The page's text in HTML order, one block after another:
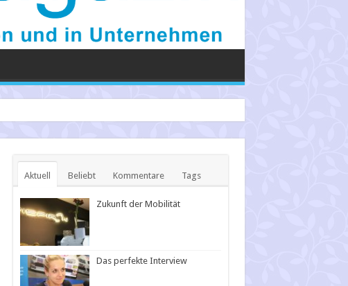
Aktuell Beliebt Kommentare Tags
Zukunft der Mobilität
Das perfekte Interview